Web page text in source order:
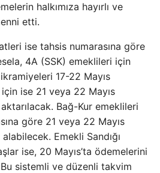
halkımıza hayırlı ve
etti.
ise tahsis numarasına göre
4A (SSK) emeklileri için
17-22 Mayıs
ise 21 veya 22 Mayıs
Bağ-Kur emeklileri
göre 21 veya 22 Mayıs
Emekli Sandığı
ise, 20 Mayıs’ta ödemelerini
sistemli ve düzenli takvim